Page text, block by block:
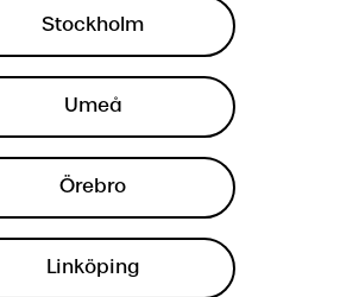
Stockholm
Umeå
Örebro
Linköping